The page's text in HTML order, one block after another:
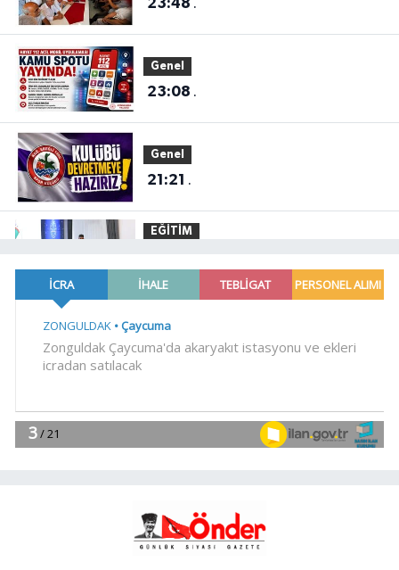
.
Genel
23:08 .
Genel
21:21 .
EĞİTİM
MEB'e ziyaret
20:57Bakan Tekin üniversite
19:02
mücadelesi ilk günde nefes kesti